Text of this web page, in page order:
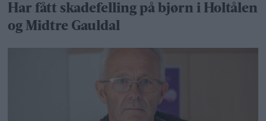
Har fått skadefelling på bjørn i Holtålen
og Midtre Gauldal